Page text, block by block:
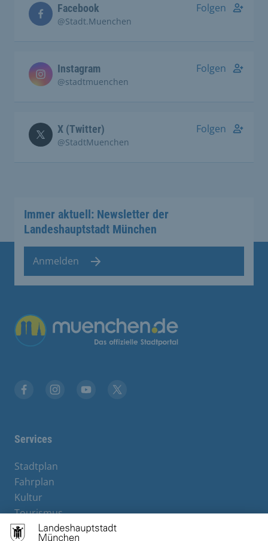
Facebook
@Stadt.Muenchen
Folgen
Instagram
@stadtmuenchen
Folgen
X (Twitter)
@StadtMuenchen
Folgen
Immer aktuell: Newsletter der
Landeshauptstadt München
Anmelden
Übergreifende Links
Services
Stadtplan
Fahrplan
Kultur
Tourismus
M-Strom